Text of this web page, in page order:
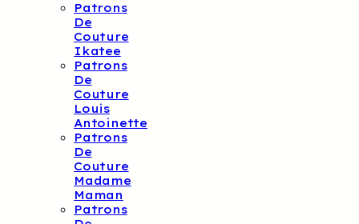
Patrons
De
Couture
Ikatee
Patrons
De
Couture
Louis
Antoinette
Patrons
De
Couture
Madame
Maman
Patrons